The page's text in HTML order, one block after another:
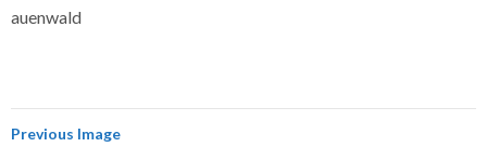
auenwald
Previous Image